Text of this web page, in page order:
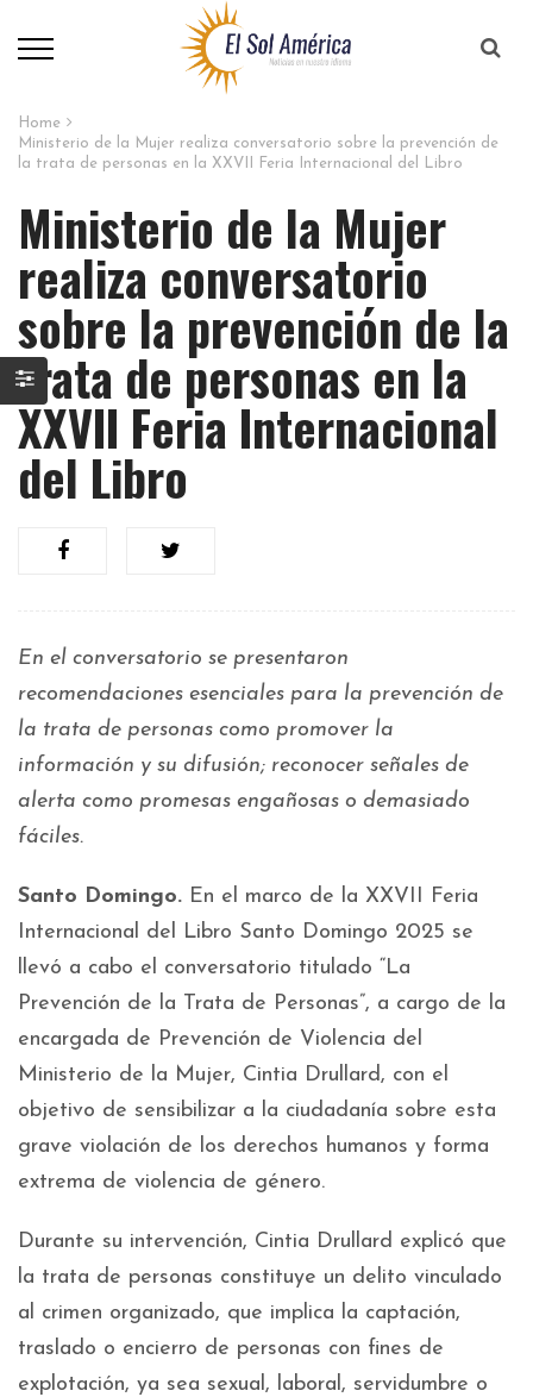
Home
Ministerio de la Mujer realiza conversatorio sobre la prevención de
la trata de personas en la XXVII Feria Internacional del Libro
Ministerio de la Mujer
realiza conversatorio
sobre la prevención de la
trata de personas en la
XXVII Feria Internacional
del Libro
En el conversatorio se presentaron
recomendaciones esenciales para la prevención de
la trata de personas como promover la
información y su difusión; reconocer señales de
alerta como promesas engañosas o demasiado
fáciles.
Santo Domingo. En el marco de la XXVII Feria
Internacional del Libro Santo Domingo 2025 se
llevó a cabo el conversatorio titulado “La
Prevención de la Trata de Personas”, a cargo de la
encargada de Prevención de Violencia del
Ministerio de la Mujer, Cintia Drullard, con el
objetivo de sensibilizar a la ciudadanía sobre esta
grave violación de los derechos humanos y forma
extrema de violencia de género.
Durante su intervención, Cintia Drullard explicó que
la trata de personas constituye un delito vinculado
al crimen organizado, que implica la captación,
traslado o encierro de personas con fines de
explotación, ya sea sexual, laboral, servidumbre o